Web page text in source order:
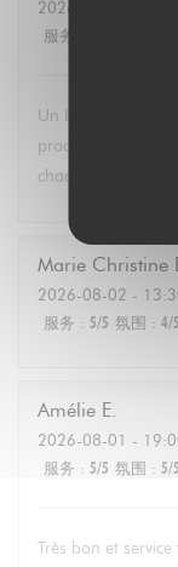
2026-08-02
-
服务
Un brunch
produits
chaque fois.
Marie Christine
2026-08-02 -
服务 : 5/5 氛围 : 4/5
Amélie E
2026-08-01 -
服务 : 5/5 氛围 : 5/5
Très bon et